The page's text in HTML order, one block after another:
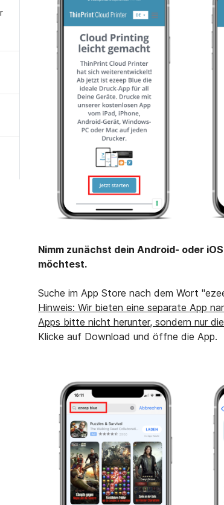
Nimm zunächst dein Android- oder
möchtest.
Suche im App Store nach dem Wort
Hinweis: Wir bieten eine separate App
Apps bitte nicht herunter, sondern nur
Klicke auf Download und öffne die App.